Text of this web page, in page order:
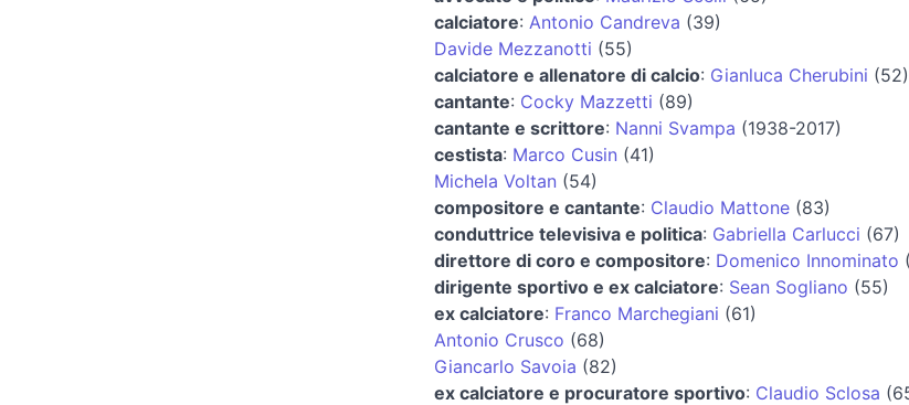
calciatore: Antonio Candreva (39)
Davide Mezzanotti (55)
calciatore e allenatore di calcio: Gianluca Cherubini (52)
cantante: Cocky Mazzetti (89)
cantante e scrittore: Nanni Svampa (1938-2017)
cestista: Marco Cusin (41)
Michela Voltan (54)
compositore e cantante: Claudio Mattone(83)
conduttrice televisiva e politica: Gabriella Carlucci (67)
direttore di coro e compositore: Domenico Innominato
dirigente sportivo e ex calciatore: Sean Sogliano (55)
ex calciatore: Franco Marchegiani (61)
Antonio Crusco (68)
Giancarlo Savoia (82)
ex calciatore e procuratore sportivo: Claudio Sclosa